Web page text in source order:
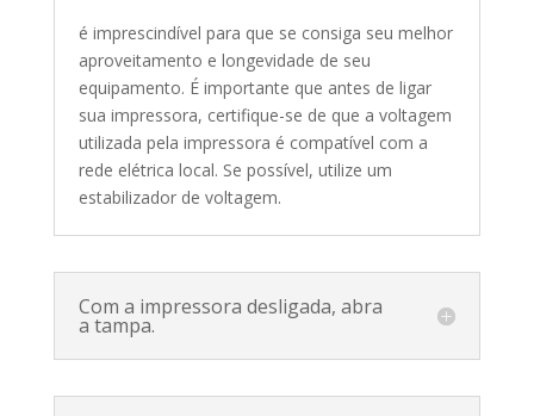
é imprescindível para que se consiga seu melhor
aproveitamento e longevidade de seu
equipamento. É importante que antes de ligar
sua impressora, certifique-se de que a voltagem
utilizada pela impressora é compatível com a
rede elétrica local. Se possível, utilize um
estabilizador de voltagem.
Com a impressora desligada, abra
a tampa.